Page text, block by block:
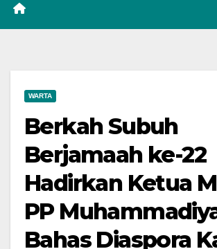
WARTA
Berkah Subuh
Berjamaah ke-22
Hadirkan Ketua
PP
Bahas Diaspora